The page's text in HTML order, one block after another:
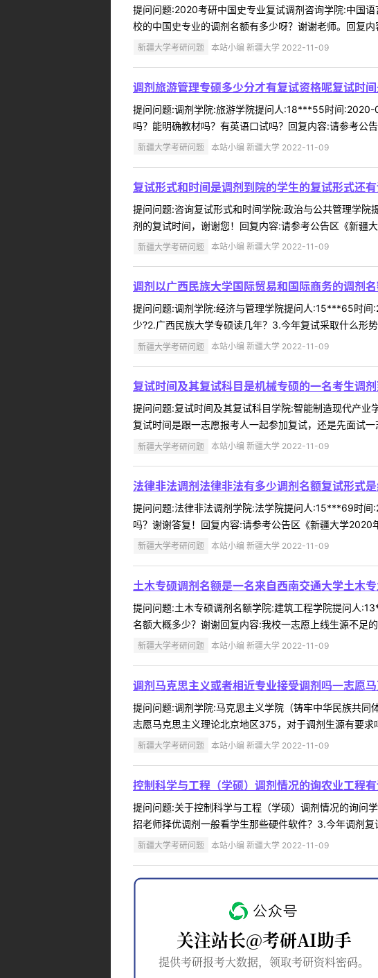
提问问题:2020考研中国史专业复试调剂咨询学院:中国
校的中国史专业的调剂名额有多少呀？谢谢老师。回复
新疆大学考研问题 本站小编 新疆大学 2022-11-09
调剂旅游管理专硕多少分才有复试资格呢复试时
提问问题:调剂学院:旅游学院提问人:18***55时间
吗？能明确教材吗？有英语口试吗？回复内容:请参考公
新疆大学考研问题 本站小编 新疆大学 2022-11-09
复试形式和时间是调剂到院的学生的复试形式还
提问问题:咨询复试形式和时间学院:政治与公共管理学
剂的复试时间，谢谢您！回复内容:请参考公告区《新疆
新疆大学考研问题 本站小编 新疆大学 2022-11-09
调剂以广西民族大学国际贸易和国际商务的调剂
提问问题:调剂学院:经济与管理学院提问人:15***65时
少?2.广西民族大学专硕读几年？3.今年复试采取什么形
新疆大学考研问题 本站小编 新疆大学 2022-11-09
复试时间及其复试科目是机械专硕的一名考生调
提问问题:复试时间及其复试科目学院:智能制造现代产
复试时间是跟一志愿报考人一起参加复试，还是先面试
新疆大学考研问题 本站小编 新疆大学 2022-11-09
法律非法调剂法律非法有多少调剂名额复试形式
提问问题:法律非法调剂学院:法学院提问人:15***69时
吗？谢谢答复！回复内容:请参考公告区《新疆大学
新疆大学考研问题 本站小编 新疆大学 2022-11-09
土木专硕调剂名额是一名来自西南交通大学土木
提问问题:土木专硕调剂名额学院:建筑工程学院提问人
名额大概多少？谢谢回复内容:我校一志愿上线生源不足
新疆大学考研问题 本站小编 新疆大学 2022-11-09
调剂马克思主义或者相近专业接受调剂吗一志愿
提问问题:调剂学院:马克思主义学院（铸牢中华民族共
志愿马克思主义理论北京地区375，对于调剂生源有要
新疆大学考研问题 本站小编 新疆大学 2022-11-09
控制科学与工程（学硕）调剂情况的询农业工程
提问问题:关于控制科学与工程（学硕）调剂情况的询
招老师择优调剂一般看学生那些硬件软件？3.今年调剂
新疆大学考研问题 本站小编 新疆大学 2022-11-09